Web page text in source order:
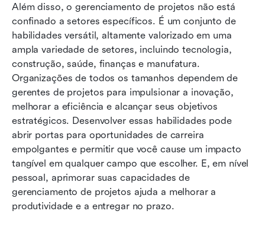
Além disso, o gerenciamento de projetos não está
confinado a setores específicos. É um conjunto de
habilidades versátil, altamente valorizado em uma
ampla variedade de setores, incluindo tecnologia,
construção, saúde, finanças e manufatura.
Organizações de todos os tamanhos dependem de
gerentes de projetos para impulsionar a inovação,
melhorar a eficiência e alcançar seus objetivos
estratégicos. Desenvolver essas habilidades pode
abrir portas para oportunidades de carreira
empolgantes e permitir que você cause um impacto
tangível em qualquer campo que escolher. E, em nível
pessoal, aprimorar suas capacidades de
gerenciamento de projetos ajuda a melhorar a
produtividade e a entregar no prazo.